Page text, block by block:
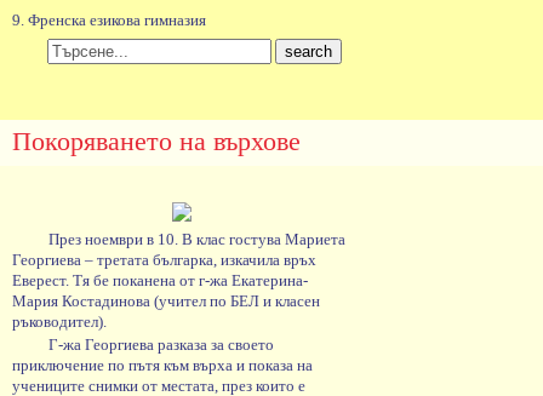
9. Френска езикова гимназия
Search
Покоряването на върхове
През ноември в 10. В клас гостува Мариета
Георгиева – третата българка, изкачила връх
Еверест. Тя бе поканена от г-жа Екатерина-
Мария Костадинова (учител по БЕЛ и класен
ръководител).
Г-жа Георгиева разказа за своето
приключение по пътя към върха и показа на
учениците снимки от местата, през които е